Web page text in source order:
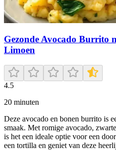
Gezonde Avocado Burrito
Limoen
4.5
20 minuten
Deze avocado en bonen burrito is
smaak. Met romige avocado,
is het een ideale optie voor een
een tortilla en geniet van deze